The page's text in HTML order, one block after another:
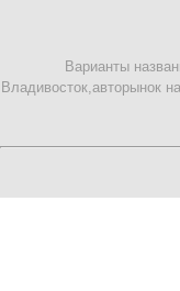
Варианты
Владивосток,авторынок